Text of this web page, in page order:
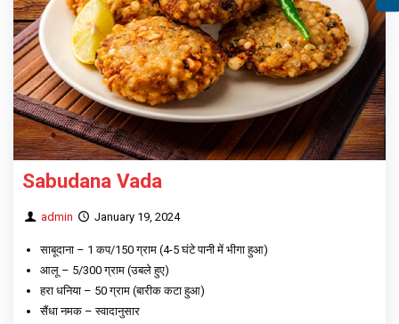
Sabudana Vada
admin January 19, 2024
साबूदाना – 1 कप/150 ग्राम (4-5 घंटे पानी में भीगा हुआ)
आलू – 5/300 ग्राम (उबले हुए)
हरा धनिया – 50 ग्राम (बारीक कटा हुआ)
सैंधा नमक – स्वादानुसार